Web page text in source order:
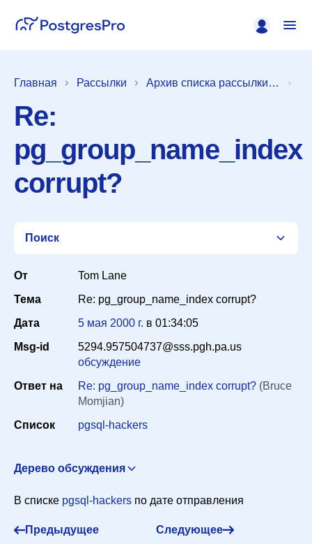
Главная Рассылки Архив списка рассылки [pgsql-hackers]
Re:
pg_group_name_index
corrupt?
Поиск
Период
Сортировка
От
Tom Lane
Тема
Re: pg_group_name_index corrupt?
Дата
5 мая 2000 г. в 01:34:05
Msg-id
5294.957504737@sss.pgh.pa.us
обсуждение
Ответ на
Re: pg_group_name_index corrupt? (Bruce
Momjian)
Список
pgsql-hackers
Дерево обсуждения
<scrappy@hub.org> 4 мая 2000 г. в 01:49:32
Re: pg_group_name_index corrupt? Tom Lane
В списке pgsql-hackers по дате отправления
Предыдущее
Следующее